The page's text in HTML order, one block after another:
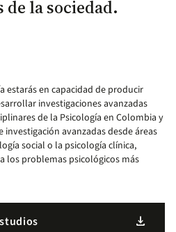
de la sociedad.
estarás en capacidad de producir
investigaciones avanzadas
de la Psicología en Colombia y
investigación avanzadas desde áreas
social o la psicología clínica,
los problemas psicológicos más
download